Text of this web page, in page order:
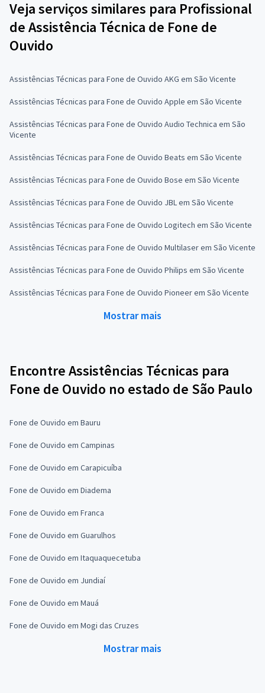
Veja serviços similares para Profissional
de Assistência Técnica de Fone de
Ouvido
Assistências Técnicas para Fone de Ouvido AKG em São Vicente
Assistências Técnicas para Fone de Ouvido Apple em São Vicente
Assistências Técnicas para Fone de Ouvido Audio Technica em São
Vicente
Assistências Técnicas para Fone de Ouvido Beats em São Vicente
Assistências Técnicas para Fone de Ouvido Bose em São Vicente
Assistências Técnicas para Fone de Ouvido JBL em São Vicente
Assistências Técnicas para Fone de Ouvido Logitech em São Vicente
Assistências Técnicas para Fone de Ouvido Multilaser em São Vicente
Assistências Técnicas para Fone de Ouvido Philips em São Vicente
Assistências Técnicas para Fone de Ouvido Pioneer em São Vicente
Mostrar mais
Encontre Assistências Técnicas para
Fone de Ouvido no estado de São Paulo
Fone de Ouvido em Bauru
Fone de Ouvido em Campinas
Fone de Ouvido em Carapicuíba
Fone de Ouvido em Diadema
Fone de Ouvido em Franca
Fone de Ouvido em Guarulhos
Fone de Ouvido em Itaquaquecetuba
Fone de Ouvido em Jundiaí
Fone de Ouvido em Mauá
Fone de Ouvido em Mogi das Cruzes
Mostrar mais